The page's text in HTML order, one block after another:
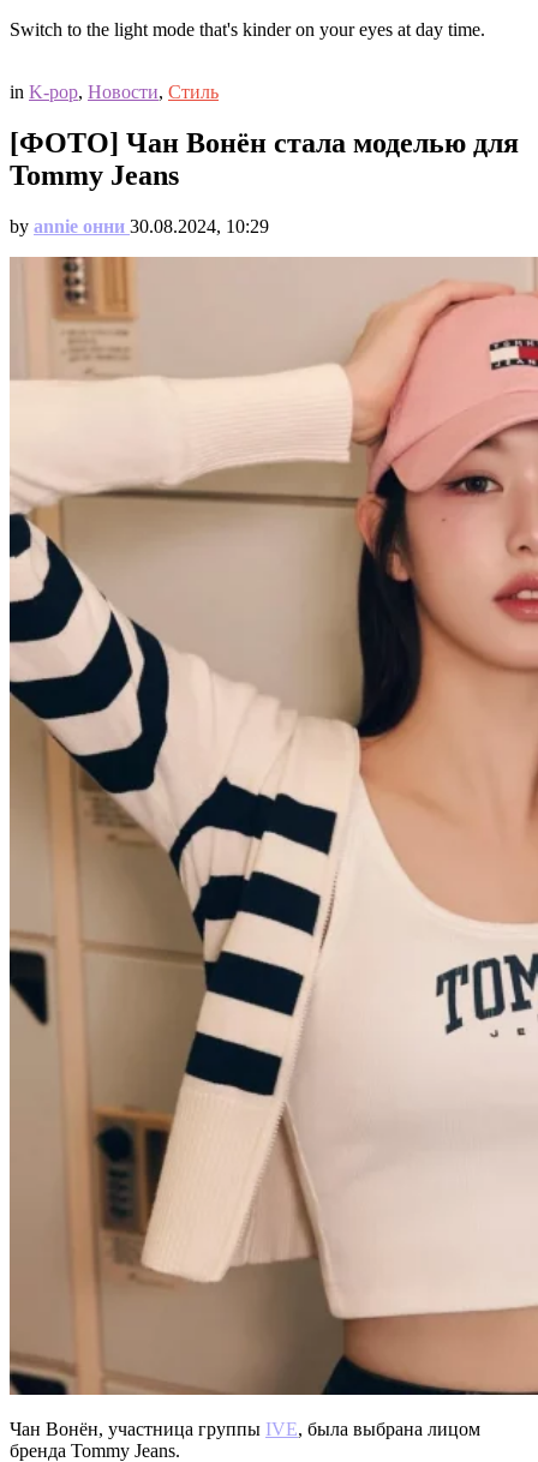
Switch to the light mode that's kinder on your eyes at day time.
in K-pop, Новости, Стиль
[ФОТО] Чан Вонён стала моделью для
Tommy Jeans
by annie онни 30.08.2024, 10:29
Чан Вонён, участница группы IVE, была выбрана лицом
бренда Tommy Jeans.